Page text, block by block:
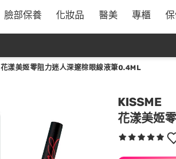
臉部保養 化妝品 醫美 專櫃
花漾美姬零阻力迷人深邃棕眼線液筆0.4ML
KISSME
花漾美姬